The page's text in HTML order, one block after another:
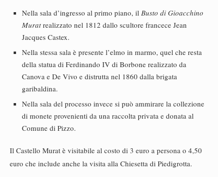
Nella sala d’ingresso al primo piano, il Busto di Gioacchino
Muratrealizzato nel 1812 dallo scultore francece Jean
Jacques Castex.
Nella stessa sala è presente l’elmo in marmo, quel che resta
della statua di Ferdinando IV di Borbone realizzato da
Canova e De Vivo e distrutta nel 1860 dalla brigata
garibaldina.
Nella sala del processo invece si può ammirare la collezione
di monete provenienti da una raccolta privata e donata al
Comune di Pizzo.
Il Castello Murat è visitabile al costo di 3 euro a persona o 4,50
euro che include anche la visita alla Chiesetta di Piedigrotta.